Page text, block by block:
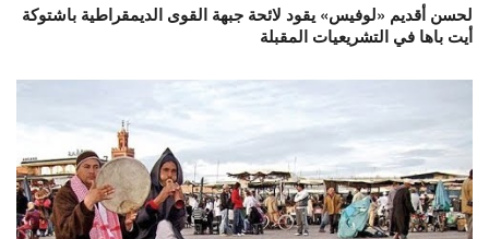
لحسن أقديم «لوفيس» يقود لائحة جبهة القوى الديمقراطية باشتوكة
أيت باها في التشريعيات المقبلة